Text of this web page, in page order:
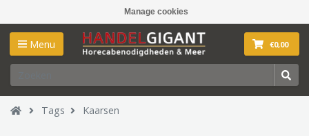
Manage cookies
Menu €0,00
Tags Kaarsen